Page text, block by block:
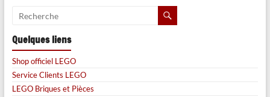
Quelques liens
Shop officiel LEGO
Service Clients LEGO
LEGO Briques et Pièces